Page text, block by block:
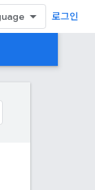
로그인